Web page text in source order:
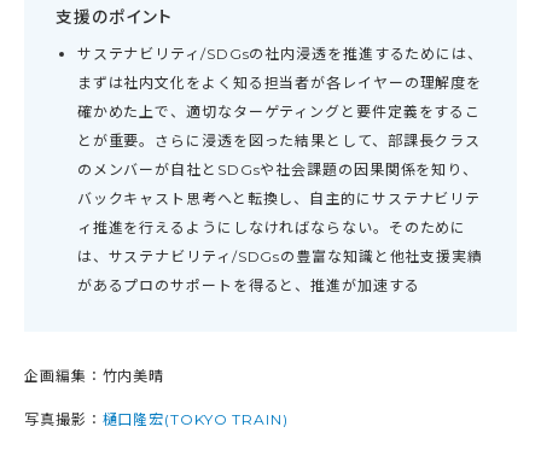
支援のポイント
サステナビリティ/SDGsの社内浸透を推進するためには、
まずは社内文化をよく知る担当者が各レイヤーの理解度を
確かめた上で、適切なターゲティングと要件定義をするこ
とが重要。さらに浸透を図った結果として、部課長クラス
のメンバーが自社とSDGsや社会課題の因果関係を知り、
バックキャスト思考へと転換し、自主的にサステナビリテ
ィ推進を行えるようにしなければならない。そのために
は、サステナビリティ/SDGsの豊富な知識と他社支援実績
があるプロのサポートを得ると、推進が加速する
企画編集：竹内美晴
写真撮影： 樋口隆宏(TOKYO TRAIN)